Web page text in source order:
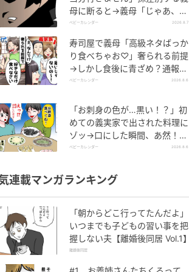
母に断ると→義母「じゃあ、私
は…」妻絶句＜こどおじ義兄＞
ベビーカレンダー 2026.8.7
寿司屋で義母「高級ネタばっか
り食べちゃお♡」奢られる前提
→しかし食後に青ざめ？通報さ
れ警察沙汰！
ベビーカレンダー 2026.8.6
「お刺身の色が…黒い！？」初
めての義実家で出された料理に
ゾッ→口にした瞬間、あ然！刺
身の正体は
ベビーカレンダー 2026.8.6
連載マンガランキング
「朝からどこ行ってたんだよ」
いつまでも子どもの習い事を把
握しない夫【離婚後同居 Vol.1】
離婚後同居